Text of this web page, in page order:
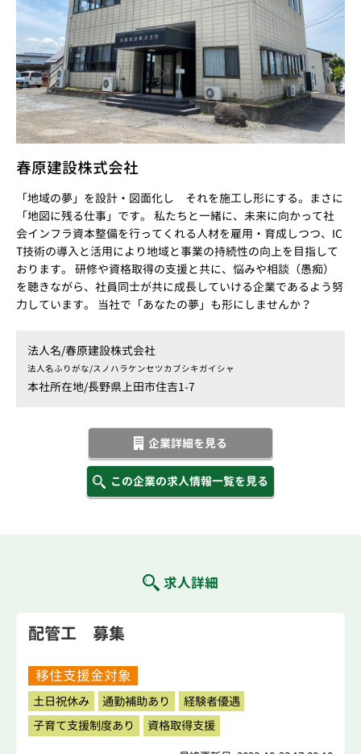
春原建設株式会社
「地域の夢」を設計・図面化し それを施工し形にする。まさに
「地図に残る仕事」です。 私たちと一緒に、未来に向かって社
会インフラ資本整備を行ってくれる人材を雇用・育成しつつ、IC
T技術の導入と活用により地域と事業の持続性の向上を目指して
おります。 研修や資格取得の支援と共に、悩みや相談（愚痴）
を聴きながら、社員同士が共に成長していける企業であるよう努
力しています。 当社で「あなたの夢」も形にしませんか？
法人名/春原建設株式会社
法人名ふりがな/スノハラケンセツカブシキガイシャ
本社所在地/長野県上田市住吉1-7
企業詳細を見る
この企業の求人情報一覧を見る
求人詳細
配管工 募集
移住支援金対象
土日祝休み 通勤補助あり
経験者優遇
子育て支援制度あり
資格取得支援